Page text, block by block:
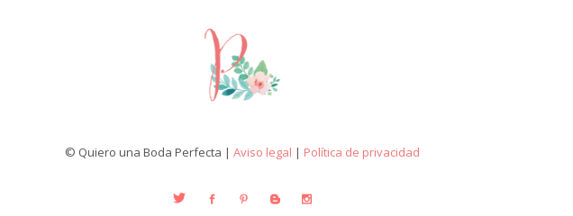
© Quiero una Boda Perfecta | Aviso legal | Política de privacidad